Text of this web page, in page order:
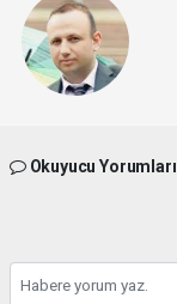
Okuyucu Yorumları